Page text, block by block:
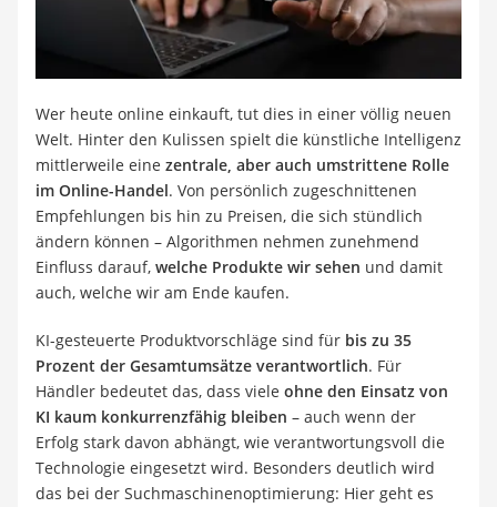
Wer heute online einkauft, tut dies in einer völlig neuen
Welt. Hinter den Kulissen spielt die künstliche Intelligenz
mittlerweile eine zentrale, aber auch umstrittene Rolle
im Online-Handel. Von persönlich zugeschnittenen
Empfehlungen bis hin zu Preisen, die sich stündlich
ändern können – Algorithmen nehmen zunehmend
Einfluss darauf, welche Produkte wir sehen und damit
auch, welche wir am Ende kaufen.
KI-gesteuerte Produktvorschläge sind für bis zu 35
Prozent der Gesamtumsätze verantwortlich. Für
Händler bedeutet das, dass viele ohne den Einsatz von
KI kaum konkurrenzfähig bleiben – auch wenn der
Erfolg stark davon abhängt, wie verantwortungsvoll die
Technologie eingesetzt wird. Besonders deutlich wird
das bei der Suchmaschinenoptimierung: Hier geht es